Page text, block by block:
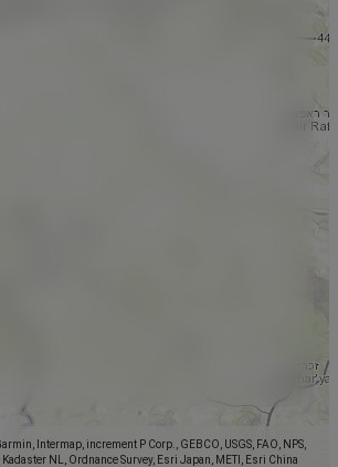
Intermap, increment P Corp., GEBCO, USGS, FAO, NPS,
Kadaster NL, Ordnance Survey, Esri Japan, METI, Esri China